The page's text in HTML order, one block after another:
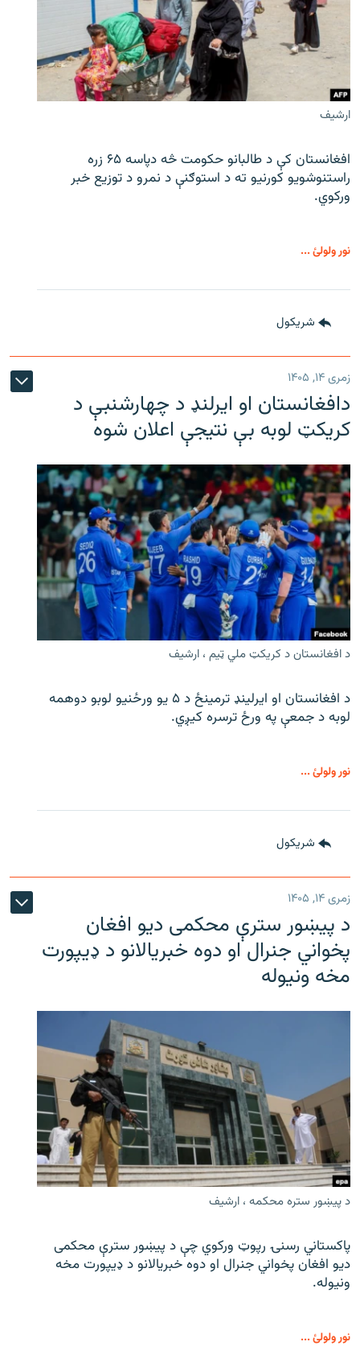
ارشیف
افغانستان کې د طالبانو حکومت څه دپاسه ۶۵ زره
راستنوشویو کورنیو ته د استوګنې د نمرو د توزیع خبر
ورکوي.
نور ولولئ ...
شريکول
زمری ۱۴, ۱۴۰۵
دافغانستان او ایرلنډ د چهارشنبې د
کریکټ لوبه بې نتیجې اعلان شوه
د افغانستان د کریکټ ملي ټیم ، ارشیف
د افغانستان او ایرلینډ ترمینځ د ۵ یو ورځنیو لوبو دوهمه
لوبه د جمعې په ورځ ترسره کیږي.
نور ولولئ ...
شريکول
زمری ۱۴, ۱۴۰۵
د پیښور سترې محکمی دیو افغان
پخواني جنرال او دوه خبریالانو د ډیپورت
مخه ونیوله
د پیښور ستره محکمه ، ارشیف
پاکستاني رسنۍ رپوټ ورکوي چې د پیښور سترې محکمی
دیو افغان پخواني جنرال او دوه خبریالانو د ډیپورت مخه
ونیوله.
نور ولولئ ...